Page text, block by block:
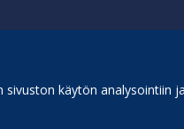
käytön analysointiin